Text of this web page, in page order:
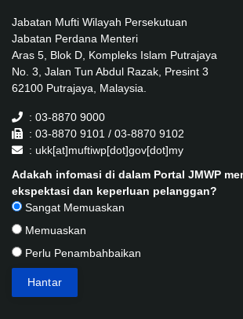
Jabatan Mufti Wilayah Persekutuan
Jabatan Perdana Menteri
Aras 5, Blok D, Kompleks Islam Putrajaya
No. 3, Jalan Tun Abdul Razak, Presint 3
62100 Putrajaya, Malaysia.
: 03-8870 9000
: 03-8870 9101 / 03-8870 9102
: ukk[at]muftiwp[dot]gov[dot]my
Adakah infomasi di dalam Portal JMWP
ekspektasi dan keperluan pelanggan?
Sangat Memuaskan
Memuaskan
Perlu Penambahbaikan